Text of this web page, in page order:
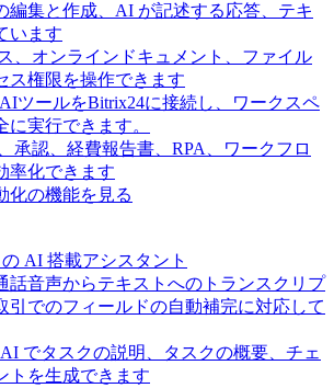
編集と作成、AI が記述する応答、テキ
います
、オンラインドキュメント、ファイル
ス権限を操作できます
ツールをBitrix24に接続し、ワークスペ
実行できます。
承認、経費報告書、RPA、ワークフロ
率化できます
化の機能を見る
AI 搭載アシスタント
話音声からテキストへのトランスクリプ
引でのフィールドの自動補完に対応して
AI でタスクの説明、タスクの概要、チェ
トを生成できます